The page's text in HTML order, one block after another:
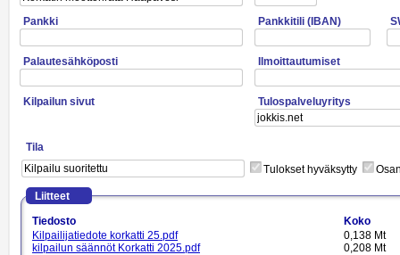
Pankki Pankkitili (IBAN)
Palautesähköposti Ilmoittautumiset
Kilpailun sivut Tulospalveluyritys
Tila
Tulokset hyväksytty
Liitteet
Tiedosto
Koko
Kilpailijatiedote korkatti 25.pdf
0,138 Mt
kilpailun säännöt Korkatti 2025.pdf
0,208 Mt